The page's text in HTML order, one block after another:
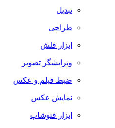
تبدیل
طراحی
ابزار فلش
ویرایشگر تصویر
ضبط فيلم و عكس
نمایش عکس
ابزار فتوشاپ